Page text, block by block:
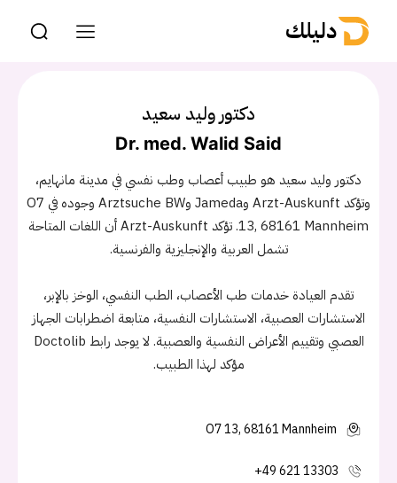
دليلك
دكتور وليد سعيد
Dr. med. Walid Said
دكتور وليد سعيد هو طبيب أعصاب وطب نفسي في مدينة مانهايم،
وتؤكد Arzt-Auskunft وJameda وArztsuche BW وجوده في O7
13, 68161 Mannheim. تؤكد Arzt-Auskunft أن اللغات المتاحة
تشمل العربية والإنجليزية والفرنسية.
تقدم العيادة خدمات طب الأعصاب، الطب النفسي، الوخز بالإبر،
الاستشارات العصبية، الاستشارات النفسية، متابعة اضطرابات الجهاز
العصبي وتقييم الأعراض النفسية والعصبية. لا يوجد رابط Doctolib
مؤكد لهذا الطبيب.
O7 13, 68161 Mannheim
+49 621 13303